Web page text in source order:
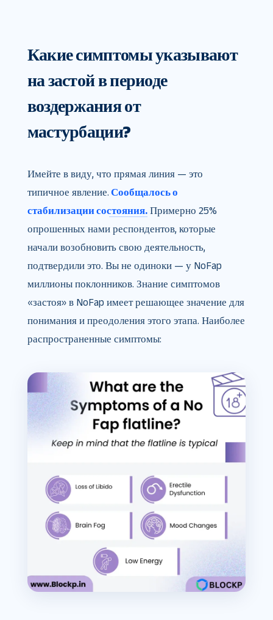
Какие симптомы указывают
на застой в периоде
воздержания от
мастурбации?
Имейте в виду, что прямая линия — это
типичное явление. Сообщалось о
стабилизации состояния.Примерно 25%
опрошенных нами респондентов, которые
начали возобновить свою деятельность,
подтвердили это. Вы не одиноки — у NoFap
миллионы поклонников. Знание симптомов
«застоя» в NoFap имеет решающее значение для
понимания и преодоления этого этапа. Наиболее
распространенные симптомы: